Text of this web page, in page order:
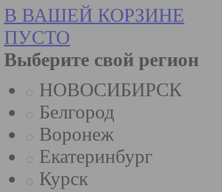
В ВАШЕЙ КОРЗИНЕ
ПУСТО
Выберите свой регион
НОВОСИБИРСК
Белгород
Воронеж
Екатеринбург
Курск